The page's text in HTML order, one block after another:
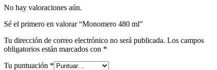
No hay valoraciones aún.
Sé el primero en valorar “Monomero 480 ml”
Tu dirección de correo electrónico no será publicada. Los campos
obligatorios están marcados con *
Tu puntuación *